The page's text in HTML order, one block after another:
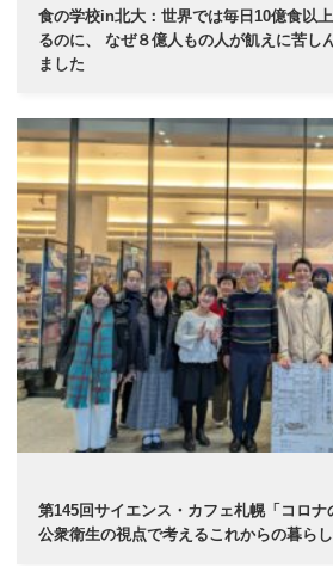
食の学校in北大：世界では毎日10億食以
るのに、 なぜ８億人もの人が飢えに苦し
ました
第145回サイエンス・カフェ札幌「コロナ
公衆衛生の視点で考えるこれからの暮ら